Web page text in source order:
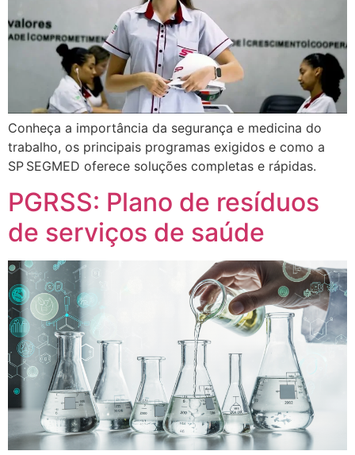
Conheça a importância da segurança e medicina do
trabalho, os principais programas exigidos e como a
SP SEGMED oferece soluções completas e rápidas.
PGRSS: Plano de resíduos
de serviços de saúde